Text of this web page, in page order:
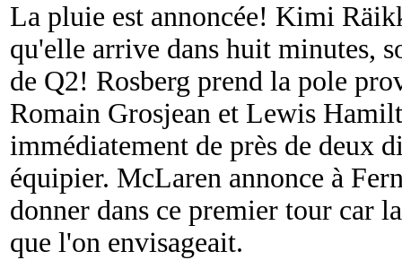
La pluie est annoncée! Kimi
qu'elle arrive dans huit minutes,
de Q2! Rosberg prend la pole
Romain Grosjean et Lewis
immédiatement de près de deux
équipier. McLaren annonce à
donner dans ce premier tour car
que l'on envisageait.